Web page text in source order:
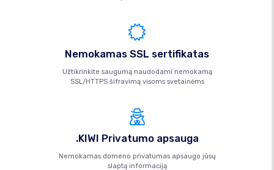
Nemokamas SSL sertifikatas
Užtikrinkite saugumą naudodami nemokamą
SSL/HTTPS šifravimą visoms svetainėms
.KIWI Privatumo apsauga
Nemokamas domeno privatumas apsaugo jūsų
slaptą informaciją